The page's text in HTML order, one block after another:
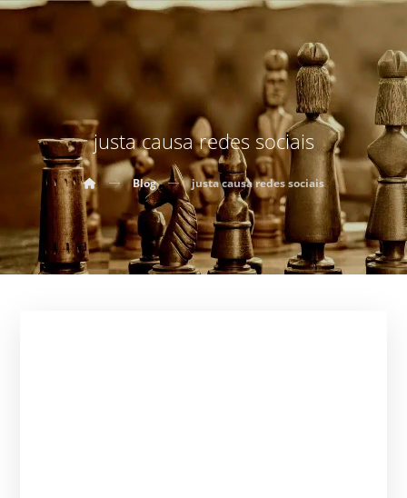
justa causa redes sociais
Blog justa causa redes sociais